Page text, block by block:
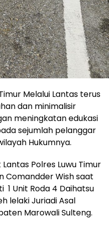
Melalui Lantas terus
dan minimalisir
meningkatan edukasi
sejumlah pelanggar
Hukumnya.
Polres Luwu Timur
Comandder Wish saat
Unit Roda 4 Daihatsu
lelaki Juriadi Asal
Marowali Sulteng.